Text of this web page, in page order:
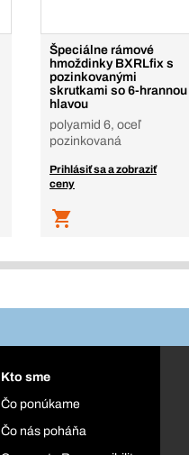
Špeciálne rámové
hmoždinky BXRLfix s
pozinkovanými
skrutkami so 6-hrannou
hlavou
polyamid 6, oceľ
pozinkovaná
Prihlásiť sa a zobraziť
ceny
Kto sme
Čo ponúkame
Čo nás poháňa